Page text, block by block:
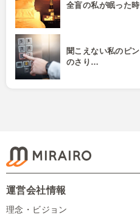
全盲の私が眠った
聞こえない私のピ
のさり…
運営会社情報
理念・ビジョン